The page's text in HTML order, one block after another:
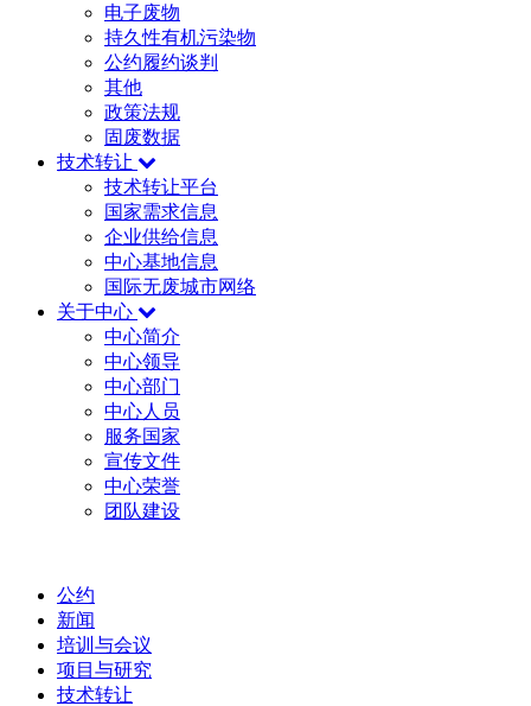
电子废物
持久性有机污染物
公约履约谈判
其他
政策法规
固废数据
技术转让
技术转让平台
国家需求信息
企业供给信息
中心基地信息
国际无废城市网络
关于中心
中心简介
中心领导
中心部门
中心人员
服务国家
宣传文件
中心荣誉
团队建设
公约
新闻
培训与会议
项目与研究
技术转让